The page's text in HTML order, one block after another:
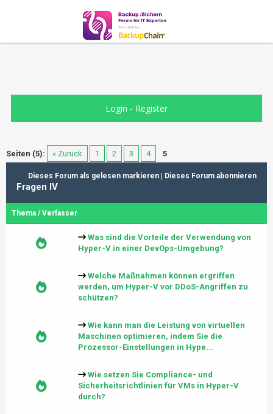
Login - Register
Seiten (5): « Zurück 1 2 3 4 5
Dieses Forum als gelesen markieren Dieses Forum abonnieren
Fragen IV
Thema /Verfasser
Was sind die Vorteile der Verwendung von
Hyper-V in einer DevOps-Umgebung?
Welche Maßnahmen können ergriffen
werden, um Hyper-V vor DDoS-Angriffen zu
schützen?
Wie kann man die Leistung von virtuellen
Maschinen optimieren, indem Sie die
Prozessor-Einstellungen in Hype...
Wie setzen Sie Compliance- und
Sicherheitsrichtlinien für VMs in Hyper-V
durch?